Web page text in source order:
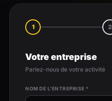
1 2
Votre entreprise
Parlez-nous de votre activité
NOM DE L'ENTREPRISE *